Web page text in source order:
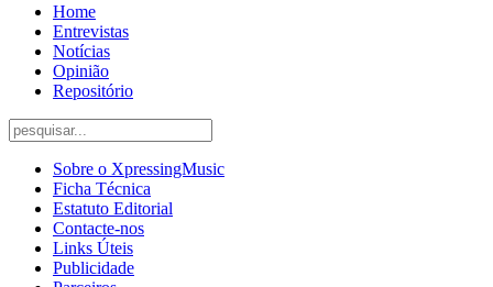
Home
Entrevistas
Notícias
Opinião
Repositório
Sobre o XpressingMusic
Ficha Técnica
Estatuto Editorial
Contacte-nos
Links Úteis
Publicidade